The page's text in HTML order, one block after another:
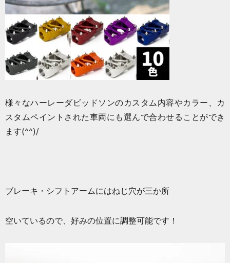
様々なハーレーダビッドソンのカスタム内容やカラー、カ
スタムペイントされた車両にも選んで合わせることができ
ます(^^)/
ブレーキ・シフトアームにはねじ穴が三か所
空いているので、好みの位置に調整可能です！